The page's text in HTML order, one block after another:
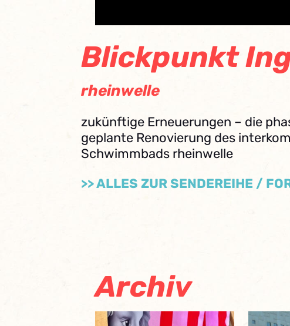
Blickpunkt
rheinwelle
zukünftige Erneuerungen – die
geplante Renovierung des
Schwimmbads rheinwelle
>> ALLES ZUR SENDEREIHE /
Archiv